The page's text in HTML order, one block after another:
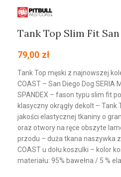
Tank Top Slim Fit
79,00 zł
Tank Top męski z najnowszej
COAST – San Diego Dog SERIA
SPANDEX – fason typu slim fit
klasyczny okrągły dekolt –
jakości elastycznej tkaniny o
oraz otwory na ręce obszyte
przodu – duża tkana naszywka z
COAST u dołu koszulki – kolor
materiału: 95% bawełna / 5 %